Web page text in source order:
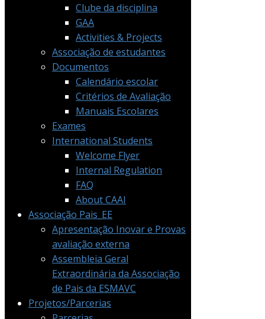
Clube da disciplina
GAA
Activities & Projects
Associação de estudantes
Documentos
Calendário escolar
Critérios de Avaliação
Manuais Escolares
Exames
International Students
Welcome Flyer
Internal Regulation
FAQ
About CAAI
Associação Pais_EE
Apresentação Inovar e Provas
avaliação externa
Assembleia Geral
Extraordinária da Associação
de Pais da ESMAVC
Projetos/Parcerias